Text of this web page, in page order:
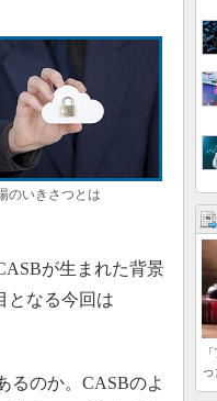
のいきさつとは
が生まれた背景
となる今回は
るのか。CASBのよ